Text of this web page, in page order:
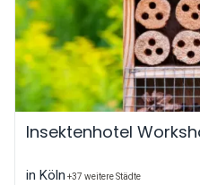
Insektenhotel
in Köln +37 weitere Städte